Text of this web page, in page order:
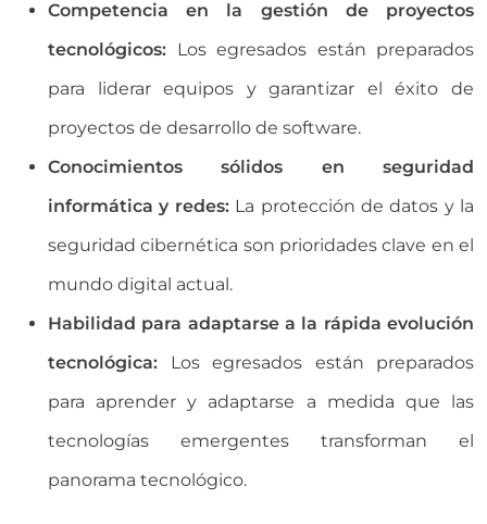
Competencia en la gestión de proyectos
tecnológicos: Los egresados están preparados
para liderar equipos y garantizar el éxito de
proyectos de desarrollo de software.
Conocimientos sólidos en seguridad
informática y redes:La protección de datos y la
seguridad cibernética son prioridades clave en el
mundo digital actual.
Habilidad para adaptarse a la rápida evolución
tecnológica: Los egresados están preparados
para aprender y adaptarse a medida que las
tecnologías emergentes transforman el
panorama tecnológico.